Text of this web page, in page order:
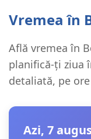
Vremea în
Află vremea în
planifică-ți ziua
detaliată, pe
Azi, 7